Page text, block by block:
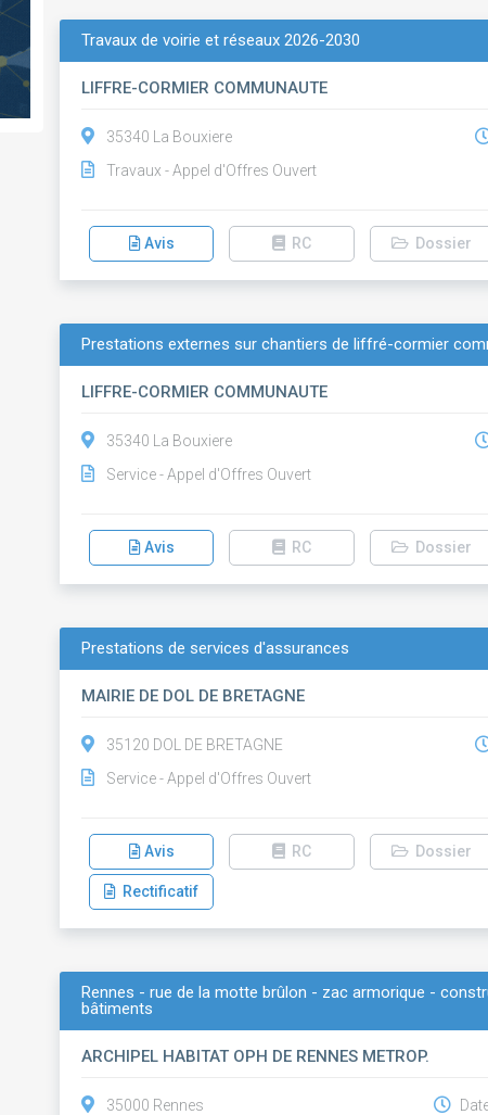
Travaux de voirie et réseaux 2026-2030
LIFFRE-CORMIER COMMUNAUTE
35340 La Bouxiere
Travaux - Appel d'Offres Ouvert
Avis RC Dossier
Prestations externes sur chantiers de liffré-cormier
LIFFRE-CORMIER COMMUNAUTE
35340 La Bouxiere
Service - Appel d'Offres Ouvert
Avis RC Dossier
Prestations de services d'assurances
MAIRIE DE DOL DE BRETAGNE
35120 DOL DE BRETAGNE
Service - Appel d'Offres Ouvert
Avis RC Dossier
Rectificatif
Rennes - rue de la motte brûlon - zac armorique -
bâtiments
ARCHIPEL HABITAT OPH DE RENNES METROP.
35000 Rennes